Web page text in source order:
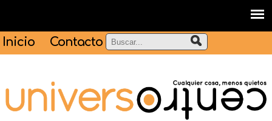
Inicio Contacto